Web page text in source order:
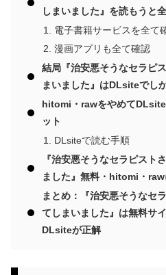
しまいました』を読もうと
電子書籍サービスを全て
漫画アプリも全て確認
結局『治安悪そうなセラピ
まいました』はDLsiteでし
hitomi・rawをやめてDLsite
ット
DLsiteで読む手順
『治安悪そうなセラピスト
ました』無料・hitomi・
まとめ：『治安悪そうなセ
てしまいました』は無料サ
DLsiteが正解